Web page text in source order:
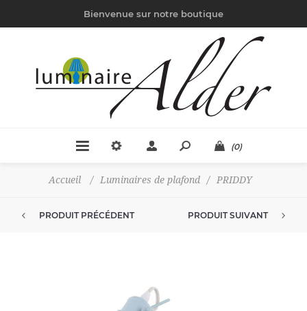
Bienvenue sur notre boutique
(0)
Accueil / Luminaires de plafond / PRIDDY
PRODUIT PRÉCÉDENT PRODUIT SUIVANT